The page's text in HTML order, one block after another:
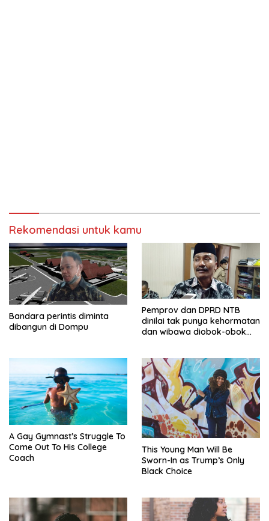
Rekomendasi untuk kamu
Bandara perintis diminta
dibangun di Dompu
Pemprov dan DPRD NTB
dinilai tak punya kehormatan
dan wibawa diobok-obok
A Gay Gymnast’s Struggle To
Come Out To His College
Coach
This Young Man Will Be
Sworn-In as Trump’s Only
Black Choice